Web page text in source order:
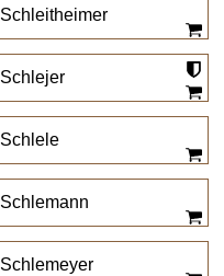
Schleitheimer
Schlejer
Schlele
Schlemann
Schlemeyer